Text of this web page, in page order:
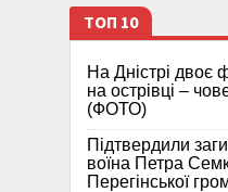
ТОП 10
На Дністрі двоє
на острівці –
(ФОТО)
Підтвердили
воїна Петра
Перегінської